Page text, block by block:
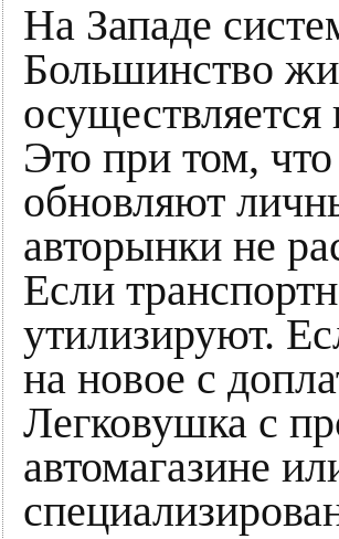
На Западе
Большинство
Это при том,
обновляют
авторынки не
Если
утилизируют.
на новое с
Легковушка с
автомагазине